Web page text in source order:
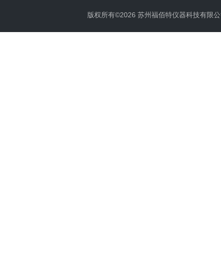
版权所有©2026 苏州福佰特仪器科技有限